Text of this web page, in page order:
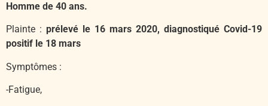
Homme de 40 ans.
Plainte : prélevé le 16 mars 2020, diagnostiqué Covid-19
positif le 18 mars
Symptômes :
-Fatigue,